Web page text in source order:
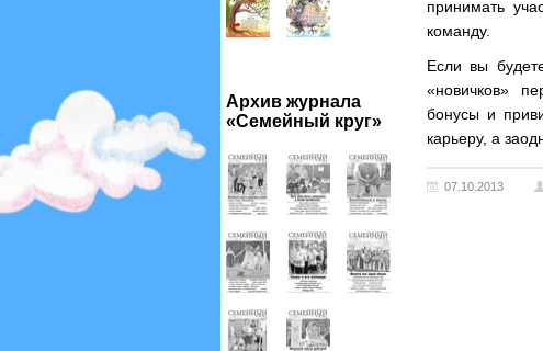
Архив журнала
«Семейный круг»
принимать
команду.
Если вы
«новичков»
бонусы и
карьеру, а
07.10.2013